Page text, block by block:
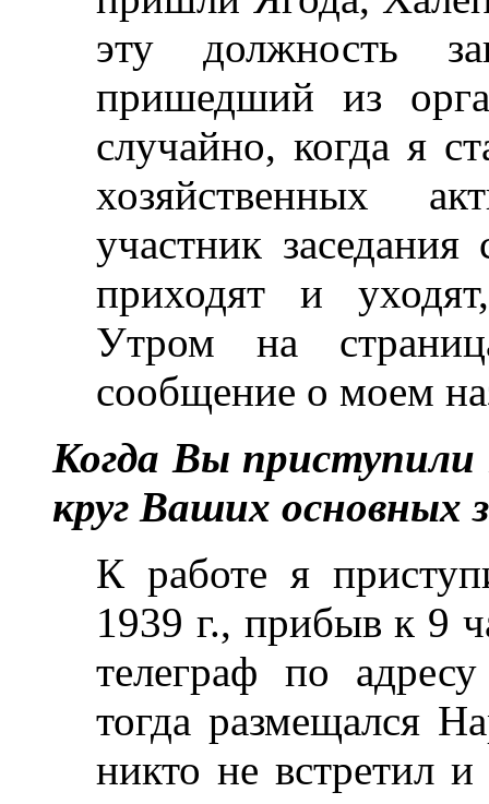
эту должность
пришедший из
случайно, когда я
хозяйственных
участник
приходят и
Утром на
сообщение о моем
Когда Вы приступили
круг Ваших основных
К работе я
1939 г., прибыв к 9
телеграф по
тогда размещался
никто не встретил